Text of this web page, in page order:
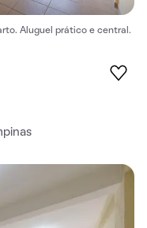
Aluguel prático e central.